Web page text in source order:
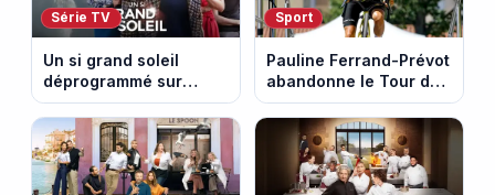
Série TV
Un si grand soleil
déprogrammé sur
France 3 : cinq
épisodes inédits
diffusés le 13 août
Sport
Pauline Ferrand-Prévot
abandonne le Tour de
France Femmes avant
la 8e étape